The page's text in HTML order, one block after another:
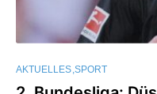
AKTUELLES SPORT